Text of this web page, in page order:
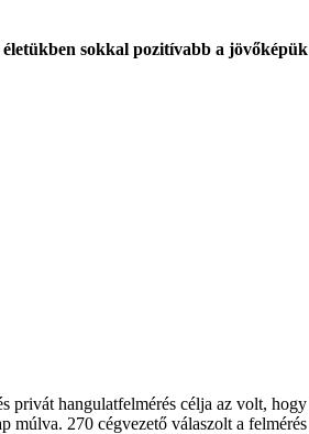
sokkal pozitívabb a jövőképük
hangulatfelmérés célja az volt,
múlva. 270 cégvezető válaszolt a felmérés